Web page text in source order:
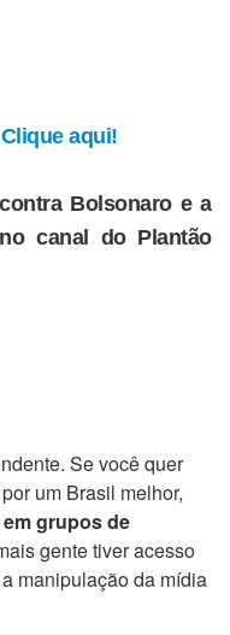
aqui!
Bolsonaro e a
canal do Plantão
Se você quer
um Brasil melhor,
grupos de
gente tiver acesso
manipulação da mídia